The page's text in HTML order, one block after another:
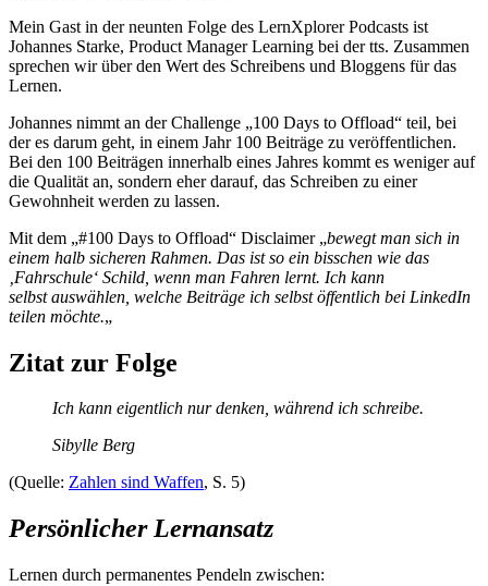
Mein Gast in der neunten Folge des LernXplorer Podcasts ist
Johannes Starke, Product Manager Learning bei der tts. Zusammen
sprechen wir über den Wert des Schreibens und Bloggens für das
Lernen.
Johannes nimmt an der Challenge „100 Days to Offload“ teil, bei
der es darum geht, in einem Jahr 100 Beiträge zu veröffentlichen.
Bei den 100 Beiträgen innerhalb eines Jahres kommt es weniger auf
die Qualität an, sondern eher darauf, das Schreiben zu einer
Gewohnheit werden zu lassen.
Mit dem „#100 Days to Offload“ Disclaimer „bewegt man sich in
einem halb sicheren Rahmen. Das ist so ein bisschen wie das
‚Fahrschule‘ Schild, wenn man Fahren lernt. Ich kann
selbst auswählen, welche Beiträge ich selbst öffentlich bei LinkedIn
teilen möchte.„
Zitat zur Folge
Ich kann eigentlich nur denken, während ich schreibe.
Sibylle Berg
(Quelle: Zahlen sind Waffen, S. 5)
Persönlicher Lernansatz
Lernen durch permanentes Pendeln zwischen: